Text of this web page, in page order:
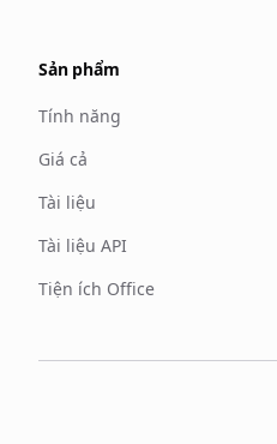
Sản phẩm
Tính năng
Giá cả
Tài liệu
Tài liệu API
Tiện ích Office